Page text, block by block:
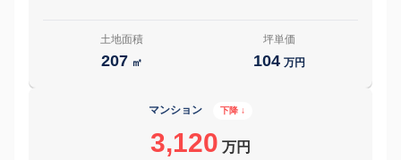
土地面積
207 ㎡
坪単価
104 万円
マンション 下降 ↓
3,120 万円